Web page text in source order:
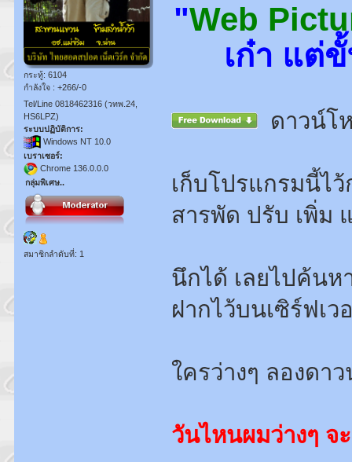
กระทู้: 6104
กำลังใจ : +266/-0
Tel/Line 0818462316 (วทพ.24,
HS6LPZ)
ระบบปฏิบัติการ:
Windows NT 10.0
เบราเซอร์:
Chrome 136.0.0.0
กลุ่มพิเศษ..
สมาชิกลำดับที่: 1
"Web
เก๋า แต่
ดาวน์โห
เก็บโปรแกรมนี้ไ
สารพัด ปรับ เพิ่ม
นึกได้ เลยไปค้นห
ฝากไว้บนเซิร์ฟเว
ใครว่างๆ ลองดา
วันไหนผมว่างๆ จ